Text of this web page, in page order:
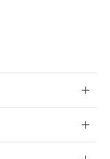
すること
る法人を
証明書
）
証明す
証明する